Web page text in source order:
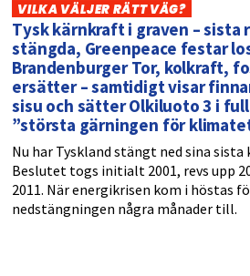
VILKA VÄLJER RÄTT VÄG?
Tysk kärnkraft i graven – sista
stängda, Greenpeace festar
Brandenburger Tor, kolkraft,
ersätter – samtidigt visar
sisu och sätter Olkiluoto 3 i
”största gärningen för
Nu har Tyskland stängt ned sina
Beslutet togs initialt 2001, revs upp
2011. När energikrisen kom i höstas
nedstängningen några månader till.